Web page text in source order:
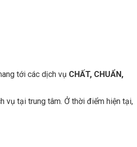
tới các dịch vụ CHẤT, CHUẨN,
vụ tại trung tâm. Ở thời điểm hiện tại,